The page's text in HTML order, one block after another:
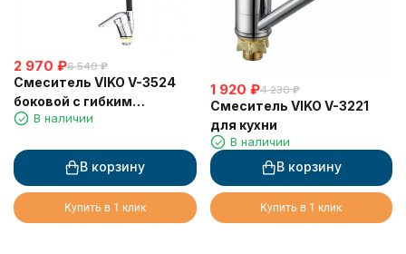
2 970 ₽6 540 ₽
Смеситель VIKO V-3524
боковой с гибким
изливом, 2-режима, Ø35,
В наличии
В корзину
Купить в 1 клик
1 920 ₽4 230 ₽
Смеситель VIKO V-3221
для кухни
В наличии
В корзину
Купить в 1 клик